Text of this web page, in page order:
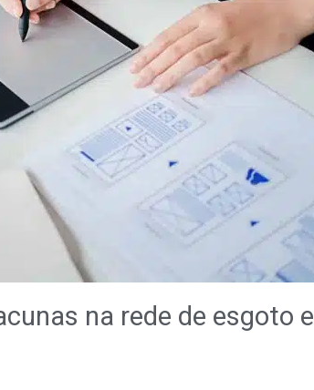
na rede de esgoto e